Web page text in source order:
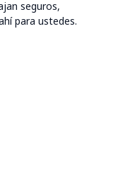
seguros,
para ustedes.